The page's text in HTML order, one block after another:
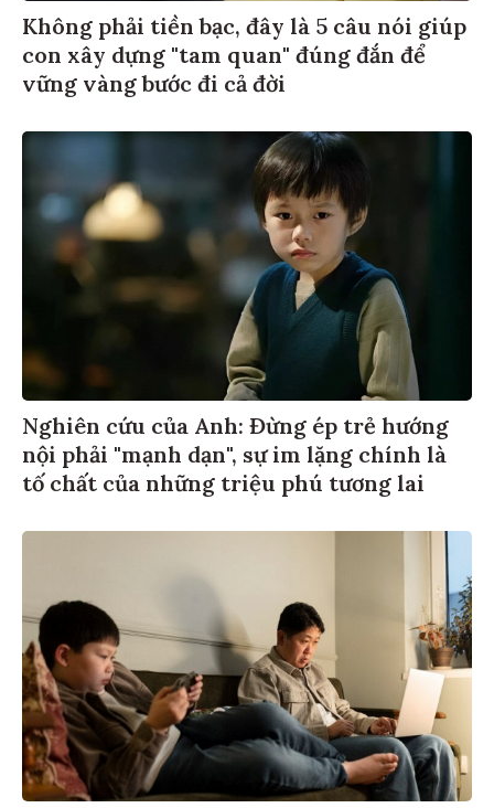
Không phải tiền bạc, đây là 5 câu nói giúp
con xây dựng "tam quan" đúng đắn để
vững vàng bước đi cả đời
Nghiên cứu của Anh: Đừng ép trẻ hướng
nội phải "mạnh dạn", sự im lặng chính là
tố chất của những triệu phú tương lai